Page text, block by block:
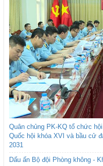
Quân chủng PK-KQ tổ chức
Quốc hội khóa XVI và bầu cử
2031
Dấu ấn Bộ đội Phòng không -